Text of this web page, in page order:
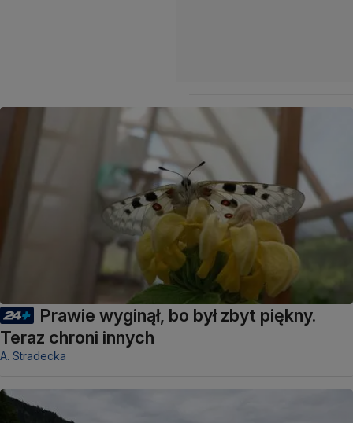
Prawie wyginął, bo był zbyt piękny.
Teraz chroni innych
A. Stradecka